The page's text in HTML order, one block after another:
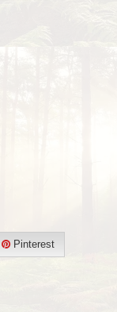
Pinterest